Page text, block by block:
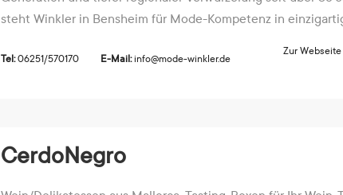
steht Winkler in Bensheim für Mode-Kompetenz in
Tel:06251/570170 E-Mail: info@mode-winkler.de
Zur Webseite
CerdoNegro